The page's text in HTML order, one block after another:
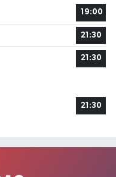
19:00
21:30
21:30
21:30